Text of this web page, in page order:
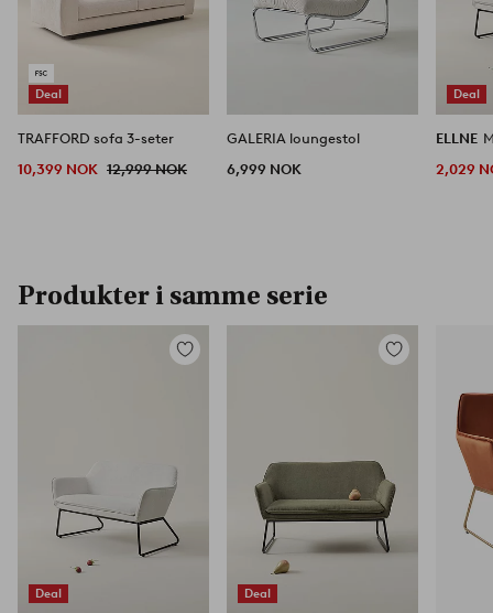
Deal
TRAFFORD sofa 3-seter
10,399 NOK 12,999 NOK
GALERIA loungestol
6,999 NOK
Deal
ELLNE
2,029
Produkter i samme serie
Deal
Legg
Deal
Legg